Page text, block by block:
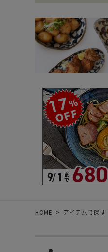
箸・カトラリー
- 箸
- 箸置き
- カトラリー
- れんげ
- すり鉢
- 土鍋
- 雑貨
- トレー
HOME アイテムで探す